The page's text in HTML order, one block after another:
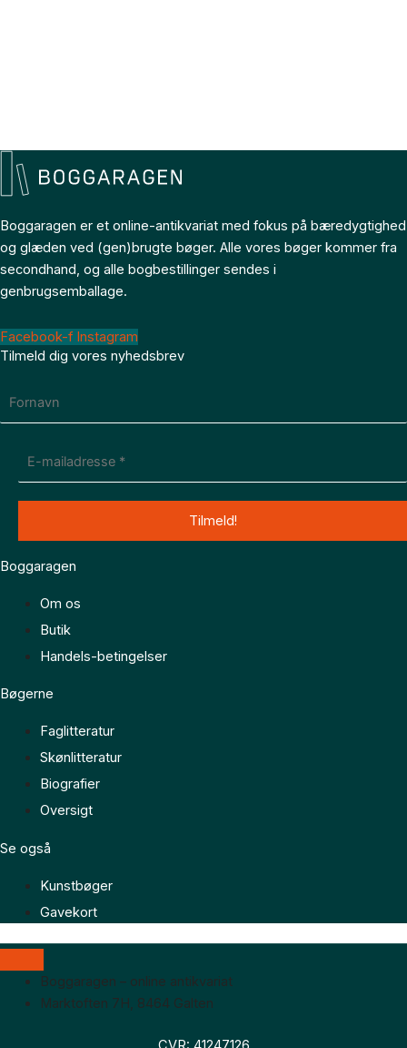
Boggaragen er et online-antikvariat med fokus på bæredygtighed
og glæden ved (gen)brugte bøger. Alle vores bøger kommer fra
secondhand, og alle bogbestillinger sendes i
genbrugsemballage.
Facebook-f Instagram
Tilmeld dig vores nyhedsbrev
Boggaragen
Om os
Butik
Handels-betingelser
Bøgerne
Faglitteratur
Skønlitteratur
Biografier
Oversigt
Se også
Kunstbøger
Gavekort
Boggaragen – online antikvariat
Marktoften 7H, 8464 Galten